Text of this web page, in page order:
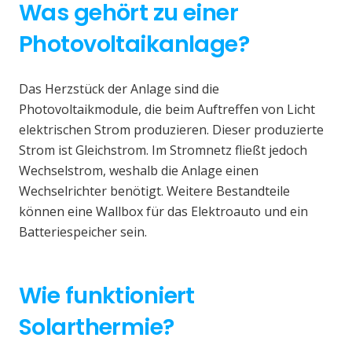
Was gehört zu einer
Photovoltaikanlage?
Das Herzstück der Anlage sind die
Photovoltaikmodule, die beim Auftreffen von Licht
elektrischen Strom produzieren. Dieser produzierte
Strom ist Gleichstrom. Im Stromnetz fließt jedoch
Wechselstrom, weshalb die Anlage einen
Wechselrichter benötigt. Weitere Bestandteile
können eine Wallbox für das Elektroauto und ein
Batteriespeicher sein.
Wie funktioniert
Solarthermie?